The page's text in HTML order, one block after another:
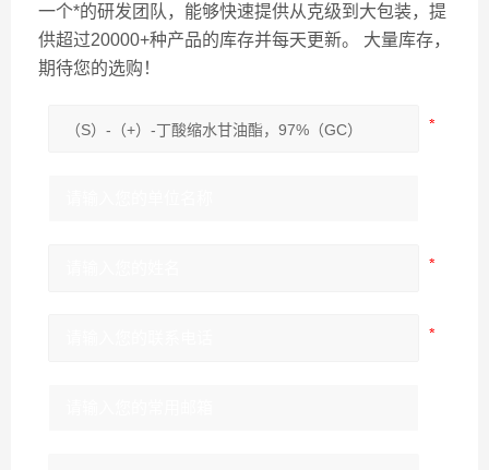
一个*的研发团队，能够快速提供从克级到大包装，提
供超过20000+种产品的库存并每天更新。 大量库存，
期待您的选购！